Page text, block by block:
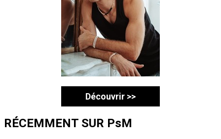
Découvrir >>
RÉCEMMENT SUR PsM